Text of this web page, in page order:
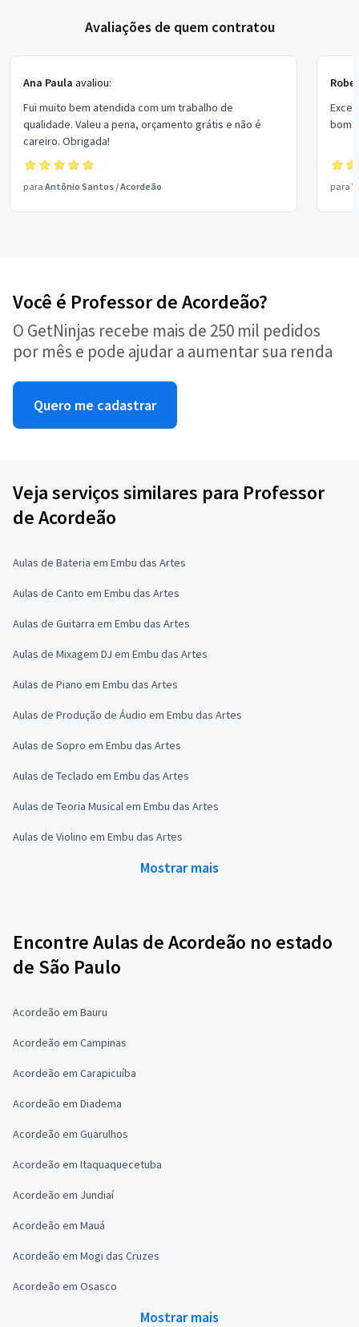
Avaliações de quem contratou
Ana Paula avaliou:
Fui muito bem atendida com um trabalho de
qualidade. Valeu a pena, orçamento grátis e não é
careiro. Obrigada!
para Antônio Santos /Acordeão
bom
para
Você é Professor de Acordeão?
O GetNinjas recebe mais de 250 mil pedidos
por mês e pode ajudar a aumentar sua renda
Quero me cadastrar
Veja serviços similares para Professor
de Acordeão
Aulas de Bateria em Embu das Artes
Aulas de Canto em Embu das Artes
Aulas de Guitarra em Embu das Artes
Aulas de Mixagem DJ em Embu das Artes
Aulas de Piano em Embu das Artes
Aulas de Produção de Áudio em Embu das Artes
Aulas de Sopro em Embu das Artes
Aulas de Teclado em Embu das Artes
Aulas de Teoria Musical em Embu das Artes
Aulas de Violino em Embu das Artes
Mostrar mais
Encontre Aulas de Acordeão no estado
de São Paulo
Acordeão em Bauru
Acordeão em Campinas
Acordeão em Carapicuíba
Acordeão em Diadema
Acordeão em Guarulhos
Acordeão em Itaquaquecetuba
Acordeão em Jundiaí
Acordeão em Mauá
Acordeão em Mogi das Cruzes
Acordeão em Osasco
Mostrar mais